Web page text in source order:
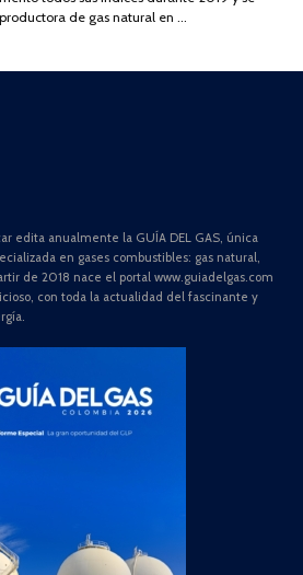
2025
de gas natural en …
edita anualmente la GUÍA DEL GAS, única
en gases combustibles: gas natural,
de 2018 nace el portal www.guiadelgas.com
con toda la actualidad del fascinante y